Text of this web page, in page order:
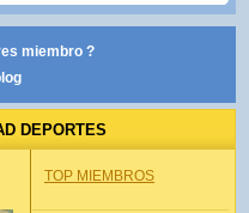
miembro ?
DEPORTES
TOP MIEMBROS